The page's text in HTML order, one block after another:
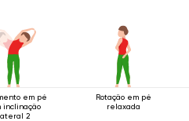
em pé
inclinação
2
Rotação em pé
relaxada